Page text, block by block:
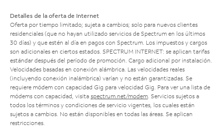
Detalles de la oferta de Internet
Oferta por tiempo limitado; sujeta a cambios; solo para nuevos clientes
residenciales (que no hayan utilizado servicios de Spectrum en los últimos
30 días) y que estén al día en pagos con Spectrum. Los impuestos y cargos
son adicionales en ciertos estados. SPECTRUM INTERNET: se aplican tarifas
estándar después del período de promoción. Cargo adicional por instalación.
Velocidades basadas en conexión alámbrica. Las velocidades reales
(incluyendo conexión inalámbrica) varían y no están garantizadas. Se
requiere módem con capacidad Gig para velocidad Gig. Para ver una lista de
módems con capacidad, visita spectrum.net/modem . Servicios sujetos a
todos los términos y condiciones de servicio vigentes, los cuales están
sujetos a cambios. No están disponibles en todas las áreas. Se aplican
restricciones.